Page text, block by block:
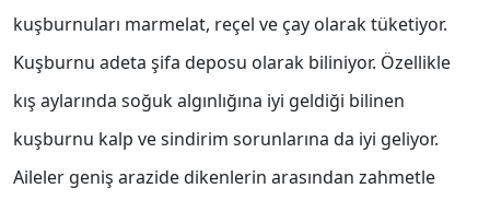
kuşburnuları marmelat, reçel ve çay olarak tüketiyor.
Kuşburnu adeta şifa deposu olarak biliniyor. Özellikle
kış aylarında soğuk algınlığına iyi geldiği bilinen
kuşburnu kalp ve sindirim sorunlarına da iyi geliyor.
Aileler geniş arazide dikenlerin arasından zahmetle